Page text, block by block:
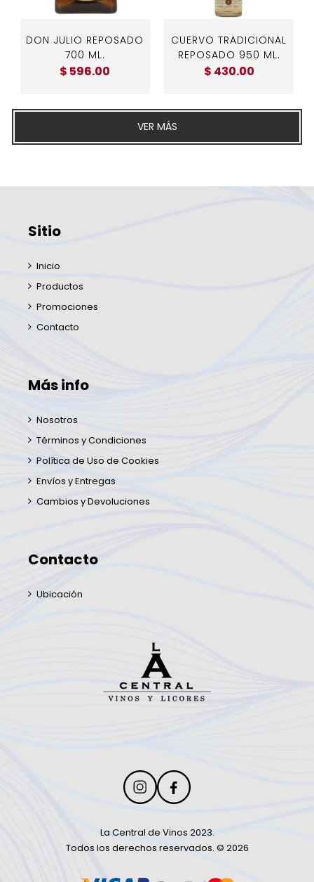
DON JULIO REPOSADO
700 ML.
$ 596.00
CUERVO TRADICIONAL
REPOSADO 950 ML.
$ 430.00
VER MÁS
Sitio
Inicio
Productos
Promociones
Contacto
Más info
Nosotros
Términos y Condiciones
Política de Uso de Cookies
Envíos y Entregas
Cambios y Devoluciones
Contacto
Ubicación
La Central de Vinos 2023.
Todos los derechos reservados. © 2026